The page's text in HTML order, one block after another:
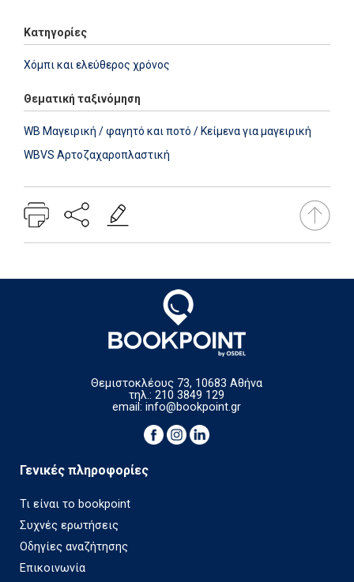
Κατηγορίες
Χόμπι και ελεύθερος χρόνος
Θεματική ταξινόμηση
WB Μαγειρική / φαγητό και ποτό / Κείμενα για μαγειρική
WBVS Αρτοζαχαροπλαστική
Θεμιστοκλέους 73, 10683 Αθήνα
τηλ.: 210 3849 129
email:info@bookpoint.gr
Γενικές πληροφορίες
Τι είναι το bookpoint
Συχνές ερωτήσεις
Οδηγίες αναζήτησης
Επικοινωνία